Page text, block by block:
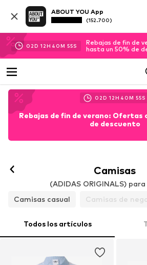
ABOUT YOU App
(152.700)
02D 12H 40M 54S
Rebajas de fin de
hasta un 50% de
02D 12H 40M 54S
Rebajas de fin de verano: Ofertas
de descuento
Camisas
(ADIDAS ORIGINALS)
Camisas casual
Camisas de
Todos los artículos